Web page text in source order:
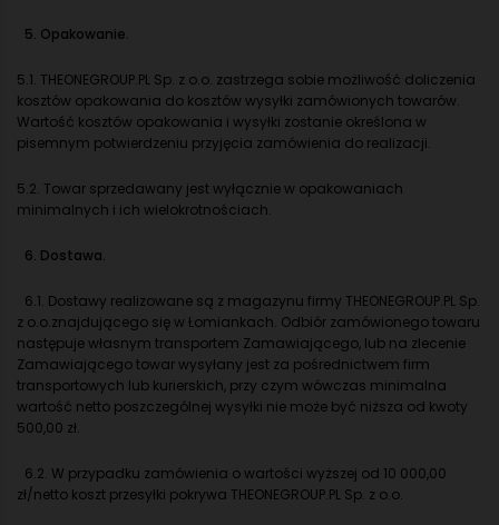
5. Opakowanie.
5.1. THEONEGROUP.PL Sp. z o.o. zastrzega sobie możliwość doliczenia
kosztów opakowania do kosztów wysyłki zamówionych towarów.
Wartość kosztów opakowania i wysyłki zostanie określona w
pisemnym potwierdzeniu przyjęcia zamówienia do realizacji.
5.2. Towar sprzedawany jest wyłącznie w opakowaniach
minimalnych i ich wielokrotnościach.
6. Dostawa.
6.1. Dostawy realizowane są z magazynu firmy THEONEGROUP.PL Sp.
z o.o.znajdującego się w Łomiankach. Odbiór zamówionego towaru
następuje własnym transportem Zamawiającego, lub na zlecenie
Zamawiającego towar wysyłany jest za pośrednictwem firm
transportowych lub kurierskich, przy czym wówczas minimalna
wartość netto poszczególnej wysyłki nie może być niższa od kwoty
500,00 zł.
6.2. W przypadku zamówienia o wartości wyższej od 10 000,00
zł/netto koszt przesyłki pokrywa THEONEGROUP.PL Sp. z o.o.